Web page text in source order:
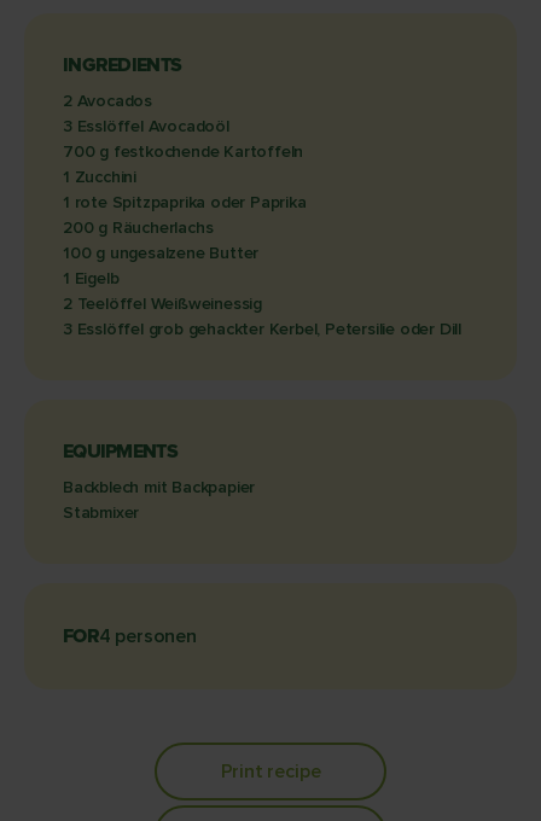
INGREDIENTS
2 Avocados
3 Esslöffel Avocadoöl
700 g festkochende Kartoffeln
1 Zucchini
1 rote Spitzpaprika oder Paprika
200 g Räucherlachs
100 g ungesalzene Butter
1 Eigelb
2 Teelöffel Weißweinessig
3 Esslöffel grob gehackter Kerbel, Petersilie oder Dill
EQUIPMENTS
Backblech mit Backpapier
Stabmixer
FOR4 personen
Print recipe